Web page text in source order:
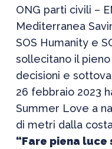
ONG parti civili –
Mediterranea
SOS Humanity e
sollecitano il
decisioni e
26 febbraio 2023
Summer Love a
di metri dalla
“Fare piena luce